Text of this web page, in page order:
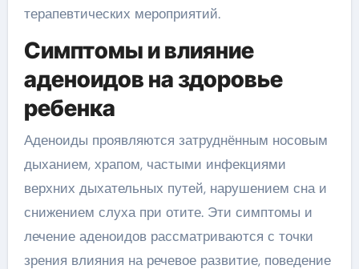
терапевтических мероприятий.
Симптомы и влияние
аденоидов на здоровье
ребенка
Аденоиды проявляются затруднённым носовым
дыханием, храпом, частыми инфекциями
верхних дыхательных путей, нарушением сна и
снижением слуха при отите. Эти симптомы и
лечение аденоидов рассматриваются с точки
зрения влияния на речевое развитие, поведение